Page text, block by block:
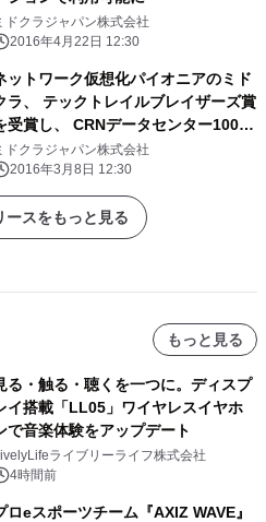
ドクラジャパン株式会社
2016年4月22日 12:30
ットワーク仮想化パイオニアのミド
ラ、 テックトレイルブレイザーズ賞
受賞し、 CRNデータセンター100リ
トに選出
ドクラジャパン株式会社
2016年3月8日 12:30
ースをもっと見る
もっと見る
る・触る・聴くを一つに。ディスプ
イ搭載「LL05」ワイヤレスイヤホ
で音楽体験をアップデート
ライブリーライフ株式会社
4時間前
ロeスポーツチーム『AXIZ WAVE』